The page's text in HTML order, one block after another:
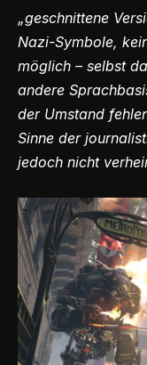
„geschnittene
Nazi-Symbole,
möglich – selbst
andere
der Umstand
Sinne der
jedoch nicht